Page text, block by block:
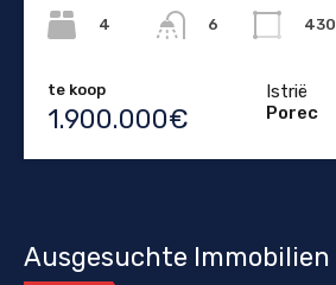
4
6
430
te koop
1.900.000€
Istrië
Porec
Ausgesuchte Immobilien